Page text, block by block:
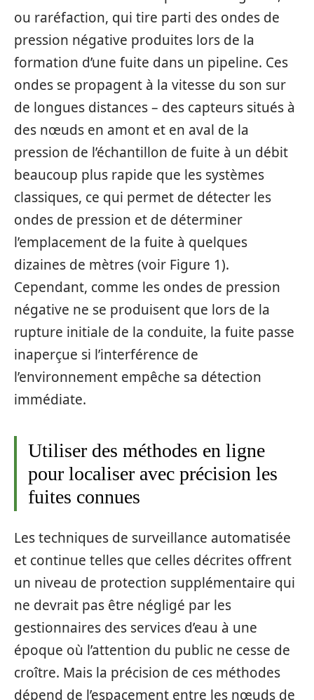
ou raréfaction, qui tire parti des ondes de
pression négative produites lors de la
formation d’une fuite dans un pipeline. Ces
ondes se propagent à la vitesse du son sur
de longues distances – des capteurs situés à
des nœuds en amont et en aval de la
pression de l’échantillon de fuite à un débit
beaucoup plus rapide que les systèmes
classiques, ce qui permet de détecter les
ondes de pression et de déterminer
l’emplacement de la fuite à quelques
dizaines de mètres (voir Figure 1).
Cependant, comme les ondes de pression
négative ne se produisent que lors de la
rupture initiale de la conduite, la fuite passe
inaperçue si l’interférence de
l’environnement empêche sa détection
immédiate.
Utiliser des méthodes en ligne
pour localiser avec précision les
fuites connues
Les techniques de surveillance automatisée
et continue telles que celles décrites offrent
un niveau de protection supplémentaire qui
ne devrait pas être négligé par les
gestionnaires des services d’eau à une
époque où l’attention du public ne cesse de
croître. Mais la précision de ces méthodes
dépend de l’espacement entre les nœuds de